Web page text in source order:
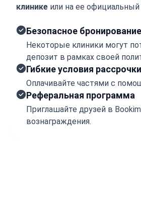
клинике или на ее
Безопасное бронирование
Некоторые клиники могут
депозит в рамках своей
Гибкие условия рассрочки
Оплачивайте частями с
Реферальная программа
Приглашайте друзей в
вознаграждения.